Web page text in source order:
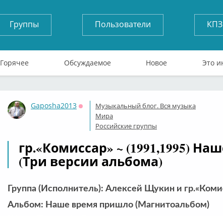
Группы Пользователи КПЗ
Горячее Обсуждаемое Новое Это
Gaposha2013
Оффлайн
Музыкальный блог. Вся музыка
Мира
Российские группы
гр.«Комиссар» ~ (1991,1995)
(Три версии альбома)
Группа (Исполнитель): Алексей Щукин и
Альбом: Наше время пришло (Магнитоальбом)